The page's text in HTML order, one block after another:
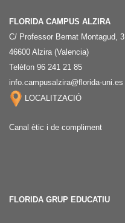
FLORIDA CAMPUS ALZIRA
C/ Professor Bernat Montagud, 3
46600 Alzira (Valencia)
Telèfon 96 241 21 85
info.campusalzira@florida-uni.es
LOCALITZACIÓ
Canal ètic i de compliment
FLORIDA GRUP EDUCATIU